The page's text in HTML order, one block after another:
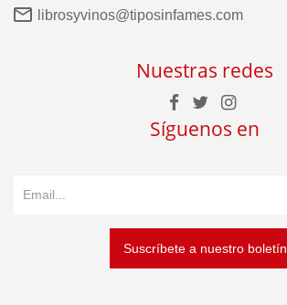
librosyvinos@tiposinfames.com
Nuestras redes
Síguenos en
Suscríbete a nuestro boletín